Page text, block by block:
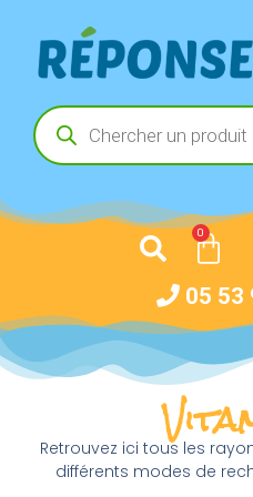
0
05 53
Retrouvez ici tous les
différents modes de